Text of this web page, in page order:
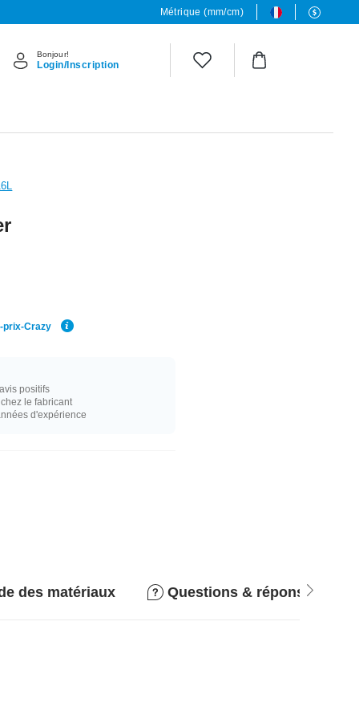
Métrique (mm/cm)
Bonjour!
Login/Inscription
prix-Crazy
positifs
le fabricant
d'expérience
des matériaux Questions & réponses